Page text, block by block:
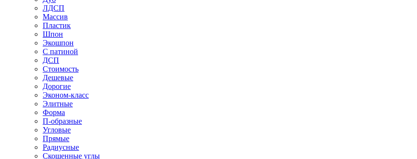
ЛДСП
Массив
Пластик
Шпон
Экошпон
С патиной
ДСП
Стоимость
Дешевые
Дорогие
Эконом-класс
Элитные
Форма
П-образные
Угловые
Прямые
Радиусные
Скошенные углы